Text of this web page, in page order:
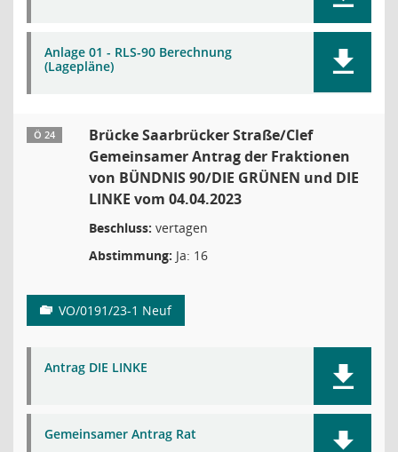
Anlage 01 - RLS-90 Berechnung
(Lagepläne)
Ö 24
Brücke Saarbrücker Straße/Clef
Gemeinsamer Antrag der Fraktionen
von BÜNDNIS 90/DIE GRÜNEN und DIE
LINKE vom 04.04.2023
Beschluss: vertagen
Abstimmung: Ja: 16
VO/0191/23-1 Neuf
Antrag DIE LINKE
Gemeinsamer Antrag Rat